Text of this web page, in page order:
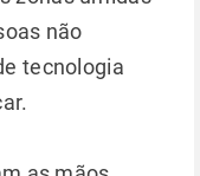
não
tecnologia